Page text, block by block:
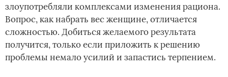
злоупотребляли комплексами изменения рациона.
Вопрос, как набрать вес женщине, отличается
сложностью. Добиться желаемого результата
получится, только если приложить к решению
проблемы немало усилий и запастись терпением.